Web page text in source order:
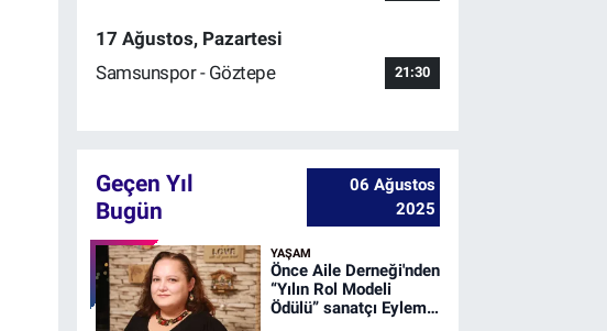
17 Ağustos, Pazartesi
Samsunspor - Göztepe
21:30
Geçen Yıl
Bugün
06 Ağustos
2025
YAŞAM
Önce Aile Derneği'nden
“Yılın Rol Modeli
Ödülü” sanatçı Eylem